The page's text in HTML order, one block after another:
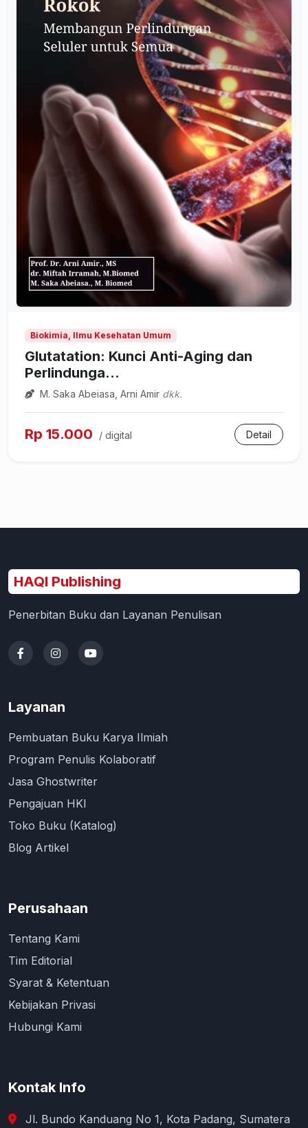
Biokimia, Ilmu Kesehatan Umum
Glutatation: Kunci Anti-Aging dan
Perlindunga...
M. Saka Abeiasa, Arni Amir dkk.
Rp 15.000 / digital Detail
HAQI Publishing
Penerbitan Buku dan Layanan Penulisan
Layanan
Pembuatan Buku Karya Ilmiah
Program Penulis Kolaboratif
Jasa Ghostwriter
Pengajuan HKI
Toko Buku (Katalog)
Blog Artikel
Perusahaan
Tentang Kami
Tim Editorial
Syarat & Ketentuan
Kebijakan Privasi
Hubungi Kami
Kontak Info
Jl. Bundo Kanduang No 1, Kota Padang, Sumatera